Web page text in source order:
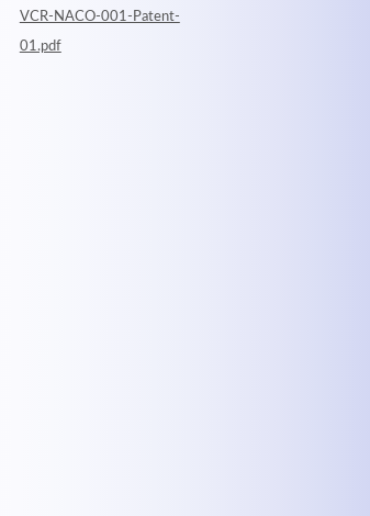
VCR-NACO-001-Patent-
01.pdf